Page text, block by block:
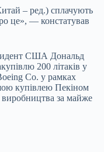
– ред.) сплачують
це», — констатував
США Дональд
200 літаків у
Co. у рамках
купівлею Пекіном
виробництва за майже